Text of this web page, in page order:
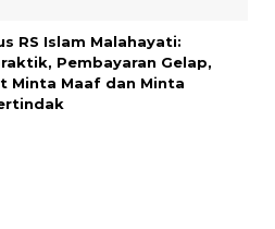
RS Islam Malahayati:
Pembayaran Gelap,
Minta Maaf dan Minta